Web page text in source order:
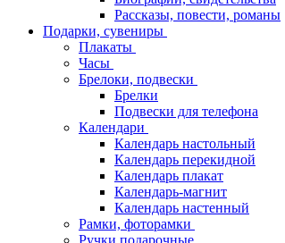
Рассказы, повести, романы
Подарки, сувениры
Плакаты
Часы
Брелоки, подвески
Брелки
Подвески для телефона
Календари
Календарь настольный
Календарь перекидной
Календарь плакат
Календарь-магнит
Календарь настенный
Рамки, фоторамки